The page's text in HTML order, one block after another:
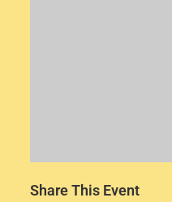
Share This Event